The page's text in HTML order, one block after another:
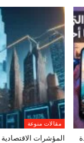
مقالات منوعة
المؤشرات